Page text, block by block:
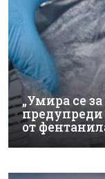
„Умира се
предупреди
от